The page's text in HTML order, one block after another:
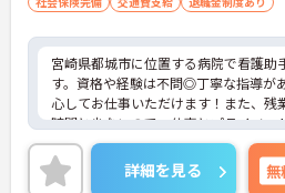
宮崎県都城市に位置する病院で看護助
す。資格や経験は不問◎丁寧な指導が
心してお仕事いただけます！また、残
時間と少ないので、仕事とプライベー
やすい職場です♪ご興味のある方はご
トお伝えしますのでご気軽にお問い合
い。
詳細を見る 無